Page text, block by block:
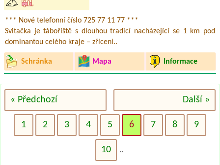
*** Nové telefonní číslo 725 77 11 77 ***
Svitačka je tábořiště s dlouhou tradicí nacházející se 1 km pod
dominantou celého kraje – zříceni..
Schránka Mapa Informace
« Předchozí Další »
1 2 3 4 5 6 7 8 9
10 ..